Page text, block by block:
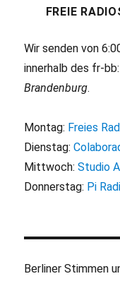
FREIE
Wir senden von
innerhalb des fr-
Brandenburg.
Montag: Freies
Dienstag:
Mittwoch:Studio
Donnerstag: Pi
Berliner Stimmen